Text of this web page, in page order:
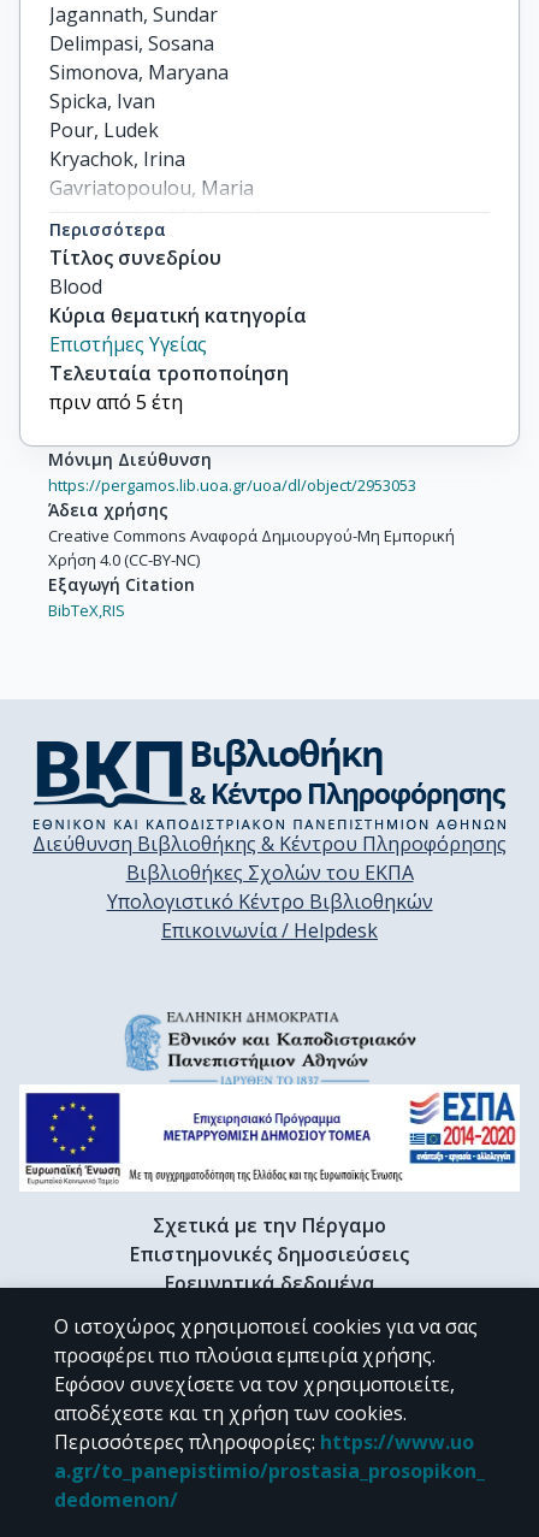
Jagannath, Sundar
Delimpasi, Sosana
Simonova, Maryana
Spicka, Ivan
Pour, Ludek
Kryachok, Irina
Gavriatopoulou, Maria
Dimopoulos, Meletios A
Pylypenko, Halyna
others
Περισσότερα
Τίτλος συνεδρίου
Blood
Κύρια θεματική κατηγορία
Επιστήμες Υγείας
Τελευταία τροποποίηση
πριν από 5 έτη
Μόνιμη Διεύθυνση
https://pergamos.lib.uoa.gr/uoa/dl/object/2953053
Άδεια χρήσης
Creative Commons Αναφορά Δημιουργού-Μη Εμπορική
Χρήση 4.0 (CC-BY-NC)
Εξαγωγή Citation
BibTeX,RIS
Διεύθυνση Βιβλιοθήκης & Κέντρου Πληροφόρησης
Βιβλιοθήκες Σχολών του ΕΚΠΑ
Υπολογιστικό Κέντρο Βιβλιοθηκών
Επικοινωνία / Helpdesk
Σχετικά με την Πέργαμο
Επιστημονικές δημοσιεύσεις
Ερευνητικά δεδομένα
Διδακτορικές διατριβές & Γκρίζα βιβλιογραφία
Προφίλ Ερευνητή
CC BY-NC 4.0
Εκτός αν αναφέρεται διαφορετικά, το υλικό της "Περγάμου" διατίθεται
Ο ιστοχώρος χρησιμοποιεί cookies για να σας
προσφέρει πιο πλούσια εμπειρία χρήσης.
Εφόσον συνεχίσετε να τον χρησιμοποιείτε,
αποδέχεστε και τη χρήση των cookies.
Περισσότερες πληροφορίες: https://www.uo
a.gr/to_panepistimio/prostasia_prosopikon_
dedomenon/